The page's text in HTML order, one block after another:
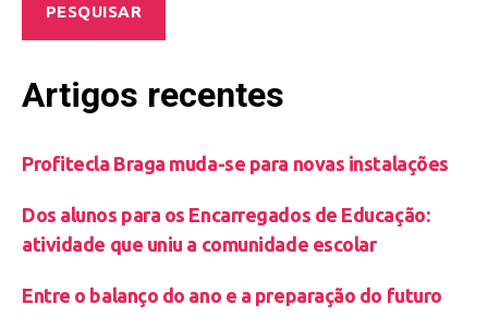
PESQUISAR
Artigos recentes
Profitecla Braga muda-se para novas instalações
Dos alunos para os Encarregados de Educação:
atividade que uniu a comunidade escolar
Entre o balanço do ano e a preparação do futuro